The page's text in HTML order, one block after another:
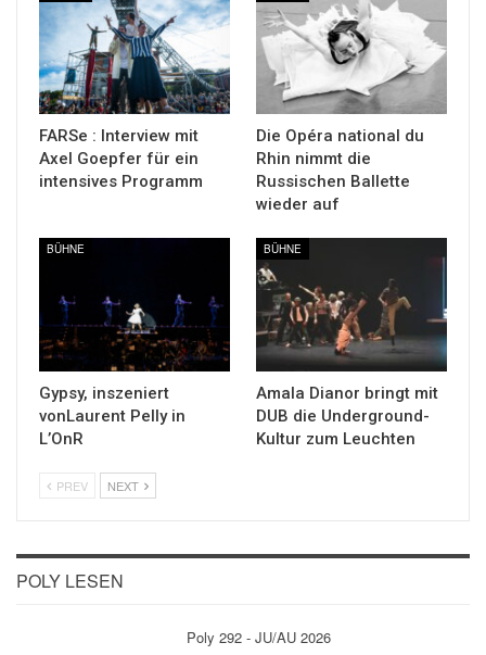
FARSe : Interview mit
Axel Goepfer für ein
intensives Programm
Die Opéra national du
Rhin nimmt die
Russischen Ballette
wieder auf
BÜHNE
Gypsy, inszeniert
vonLaurent Pelly in
L’OnR
BÜHNE
Amala Dianor bringt mit
DUB die Underground-
Kultur zum Leuchten
PREV NEXT
POLY LESEN
Poly 292 - JU/AU 2026